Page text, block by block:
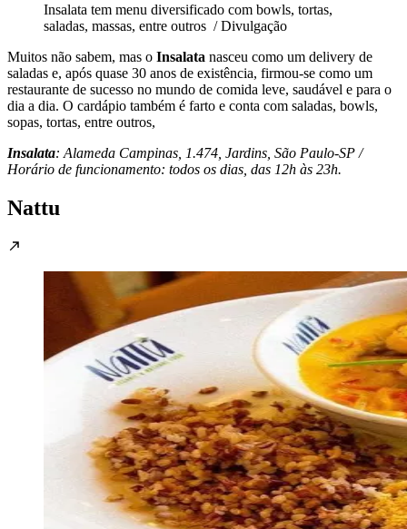
Insalata tem menu diversificado com bowls, tortas,
saladas, massas, entre outros / Divulgação
Muitos não sabem, mas o Insalata nasceu como um delivery de
saladas e, após quase 30 anos de existência, firmou-se como um
restaurante de sucesso no mundo de comida leve, saudável e para o
dia a dia. O cardápio também é farto e conta com saladas, bowls,
sopas, tortas, entre outros,
Insalata: Alameda Campinas, 1.474, Jardins, São Paulo-SP /
Horário de funcionamento: todos os dias, das 12h às 23h.
Nattu